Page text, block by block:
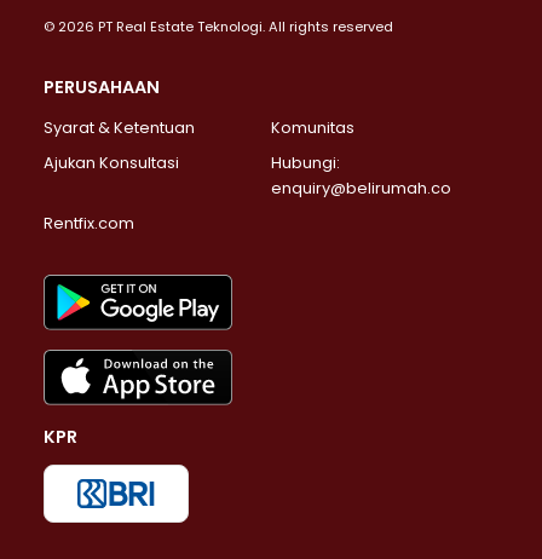
© 2026 PT Real Estate Teknologi. All rights reserved
PERUSAHAAN
Syarat & Ketentuan
Komunitas
Ajukan Konsultasi
Hubungi:
enquiry@belirumah.co
Rentfix.com
KPR